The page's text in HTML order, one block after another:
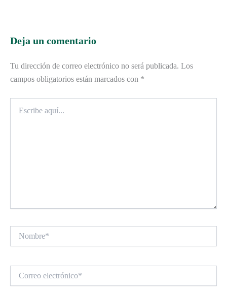
Deja un comentario
Tu dirección de correo electrónico no será publicada. Los
campos obligatorios están marcados con *
aquí...
electrónico*